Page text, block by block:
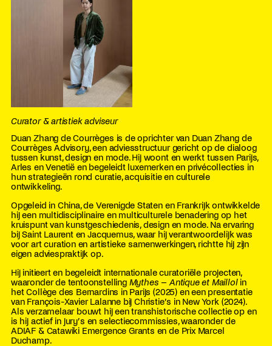
Curator & artistiek adviseur
Duan Zhang de Courrèges is de oprichter van Duan Zhang de
Courrèges Advisory, een adviesstructuur gericht op de dialoog
tussen kunst, design en mode. Hij woont en werkt tussen Parijs,
Arles en Venetië en begeleidt luxemerken en privécollecties in
hun strategieën rond curatie, acquisitie en culturele
ontwikkeling.
Opgeleid in China, de Verenigde Staten en Frankrijk ontwikkelde
hij een multidisciplinaire en multiculturele benadering op het
kruispunt van kunstgeschiedenis, design en mode. Na ervaring
bij Saint Laurent en Jacquemus, waar hij verantwoordelijk was
voor art curation en artistieke samenwerkingen, richtte hij zijn
eigen adviespraktijk op.
Hij initieert en begeleidt internationale curatoriële projecten,
waaronder de tentoonstelling Mythes – Antique et Maillolin
het Collège des Bernardins in Parijs (2025) en een presentatie
van François-Xavier Lalanne bij Christie’s in New York (2024).
Als verzamelaar bouwt hij een transhistorische collectie op en
is hij actief in jury’s en selectiecommissies, waaronder de
ADIAF & Catawiki Emergence Grants en de Prix Marcel
Duchamp.